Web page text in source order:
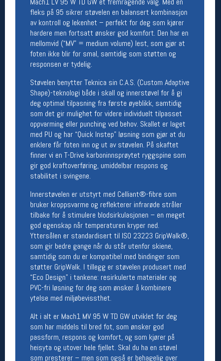
fleks på 95 sikrer støvelen en balansert kombinasjon
av kontroll og lekenhet – perfekt for deg som kjører
hardere men fortsatt ønsker god komfort. Den har en
mellomvid (“MV” = medium volume) lest, som gjør at
foten ikke blir for smal, samtidig som støtten og
responsen er tydelig.
Støvelen benytter Teknica sin C.A.S. (Custom Adaptive
Shape)-teknologi både i skall og innerstøvel for å gi
deg optimal tilpasning fra første øyeblikk, samtidig
som det gir mulighet for videre individuelt tilpasset
oppvarming eller punching ved behov. Skallet er laget
med PU og har “Quick Instep” løsning som gjør at du
enklere får foten inn og ut av støvelen. På skaftet
finner vi en T-Drive karboninnsprøytet ryggspine som
gir god kraftoverføring, umiddelbar respons og
stabilitet i svingene.
Innerstøvelen er utstyrt med Celliant®-fibre som
bruker kroppsvarme og reflekterer infrarøde stråler
tilbake for å stimulere blodsirkulasjonen – en meget
god egenskap når temperaturen kryper ned.
Yttersålen er standardisert til ISO 23223 GripWalk®,
som gir bedre gange når du står utenfor skiene,
samtidig som du er kompatibel med bindinger som
støtter GripWalk. I tillegg er støvelen produsert med
“Eco Design” i tankene: resirkulerte materialer og
PVC-fri løsning for deg som ønsker å kombinere
ytelse med miljøbevissthet.
Alt i alt er Mach1 MV 95 W TD GW utviklet for deg
som har middels til bred fot, som ønsker god
passform, respons og komfort, og som kjører på
heisyta og utover hele fjellet. Skal du ha en støvel
som presterer – men som også er behagelig over
Magasinet
Medlemstilbud og aktiviteter
MELD DEG INN GRATIS
Åpningstider verkstedet
Man-Fredag:
11-18
Lørdag:
11-16
Om verkstedet
For å bestille time må du logge inn i
nettbutikken og trykke på den nederste blå
linjen
Betingelser
Salgsbetingelser
Informasjonskapsler
Bærekraft
Org. nr: 976754360
Ledige stillinger
Ledige stillinger
Følg oss på